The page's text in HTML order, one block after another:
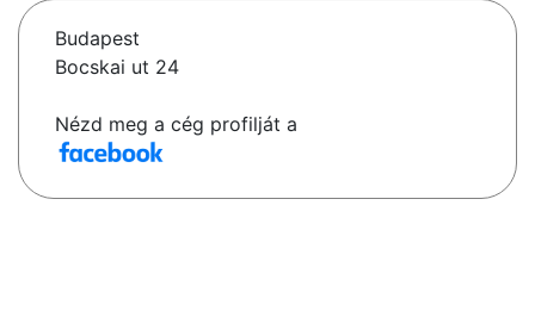
Budapest
Bocskai ut 24
Nézd meg a cég profilját a